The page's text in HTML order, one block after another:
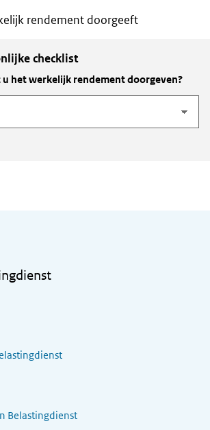
rendement doorgeeft
checklist
het werkelijk rendement doorgeven?
Belastingdienst